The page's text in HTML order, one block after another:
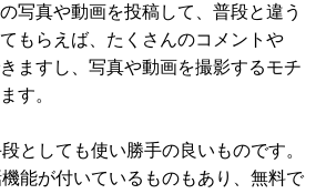
写真や動画を投稿して、普段と違う
もらえば、たくさんのコメントや
ますし、写真や動画を撮影するモチ
す。
としても使い勝手の良いものです。
能が付いているものもあり、無料で